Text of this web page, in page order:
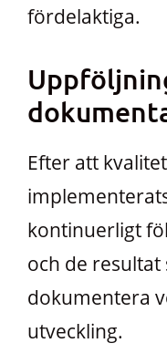
fördelaktiga.
Efter att
kontinuerligt
och de
dokumentera
utveckling.